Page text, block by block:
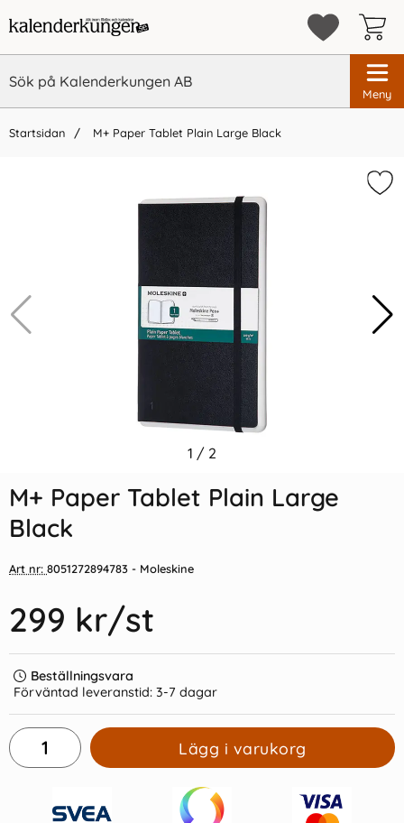
Meny
Startsidan M+ Paper Tablet Plain Large Black
55 kr/st 299 kr/st
1 / 2
M+ Paper Tablet Plain Large
Black
Art nr: 8051272894783 - Moleskine
299 kr/st
Beställningsvara
Förväntad leveranstid: 3-7 dagar
Lägg i varukorg